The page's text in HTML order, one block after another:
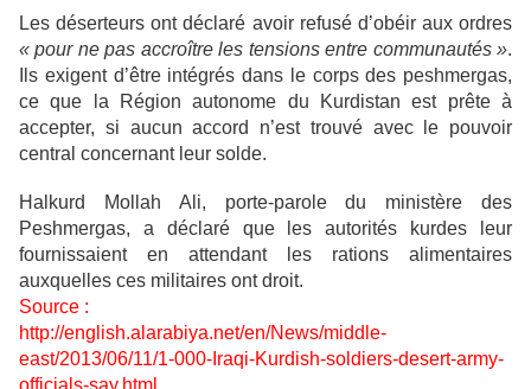
Les déserteurs ont déclaré avoir refusé d’obéir aux ordres
« pour ne pas accroître les tensions entre communautés ».
Ils exigent d’être intégrés dans le corps des peshmergas,
ce que la Région autonome du Kurdistan est prête à
accepter, si aucun accord n’est trouvé avec le pouvoir
central concernant leur solde.
Halkurd Mollah Ali, porte-parole du ministère des
Peshmergas, a déclaré que les autorités kurdes leur
fournissaient en attendant les rations alimentaires
auxquelles ces militaires ont droit.
Source :
http://english.alarabiya.net/en/News/middle-
east/2013/06/11/1-000-Iraqi-Kurdish-soldiers-desert-army-